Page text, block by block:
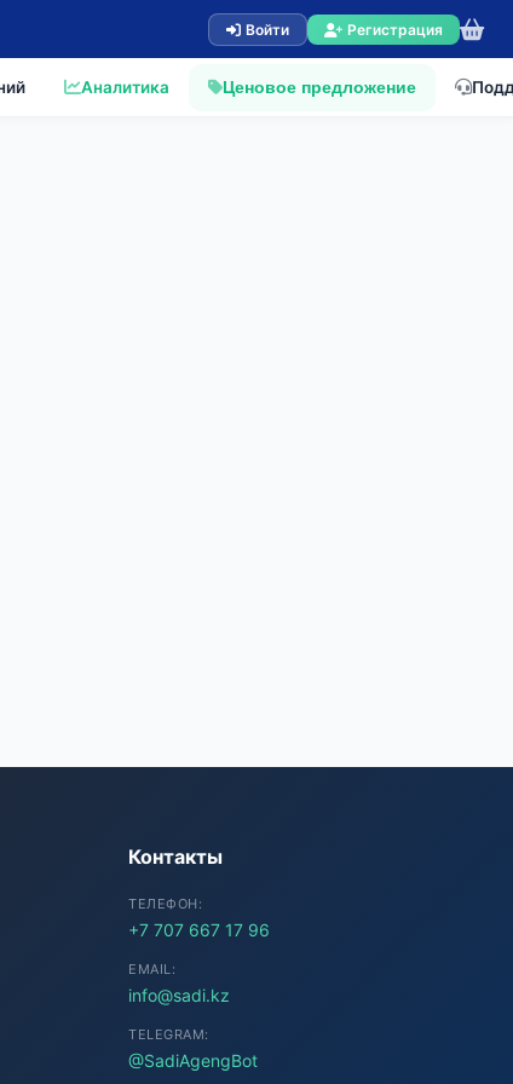
Войти Регистрация
Аналитика Ценовое предложение
Контакты
ТЕЛЕФОН:
+7 707 667 17 96
EMAIL:
info@sadi.kz
TELEGRAM:
@SadiAgengBot